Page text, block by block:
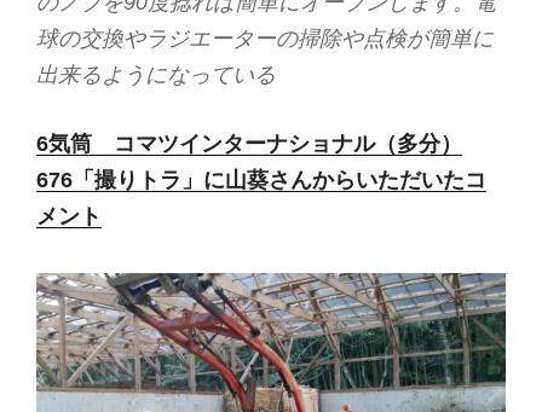
球の交換やラジエーターの掃除や点検が簡単に
出来るようになっている
6気筒 コマツインターナショナル（多分）
676「撮りトラ」に山葵さんからいただいたコ
メント